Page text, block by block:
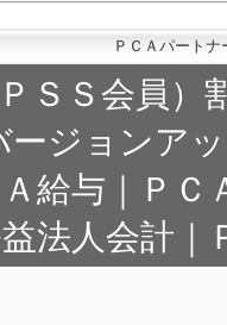
ＰＣＡパート
ＳＳ会員）
ージョンア
給与｜Ｐ
法人会計｜